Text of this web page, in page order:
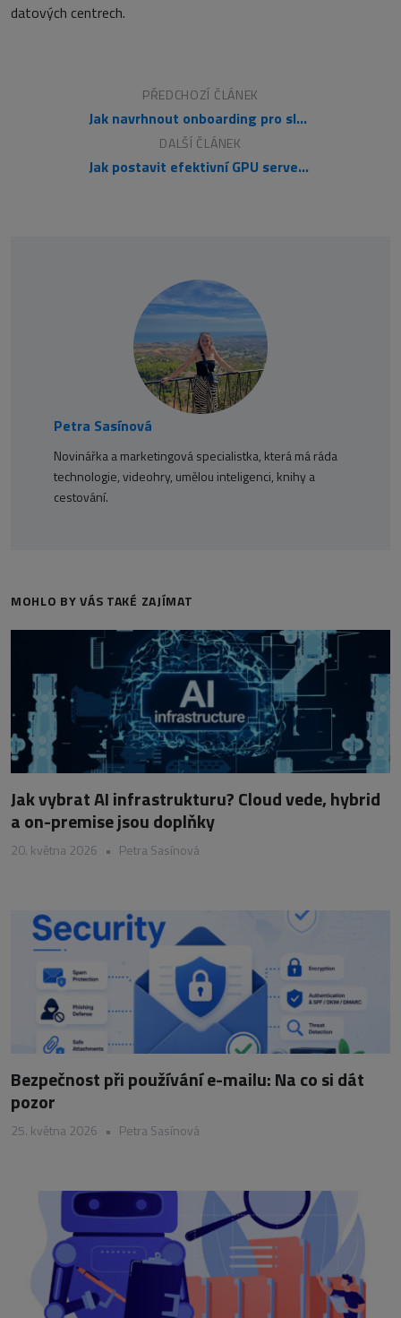
datových centrech.
PŘEDCHOZÍ ČLÁNEK
Jak navrhnout onboarding pro složité SaaS produkty
DALŠÍ ČLÁNEK
Jak postavit efektivní GPU server pro LLM: Kolik grafických karet skutečně potřebujete
Petra Sasínová
Novinářka a marketingová specialistka, která má ráda
technologie, videohry, umělou inteligenci, knihy a
cestování.
MOHLO BY VÁS TAKÉ ZAJÍMAT
Jak vybrat AI infrastrukturu? Cloud vede, hybrid
a on-premise jsou doplňky
20. května 2026 • Petra Sasínová
Bezpečnost při používání e-mailu: Na co si dát
pozor
25. května 2026 • Petra Sasínová